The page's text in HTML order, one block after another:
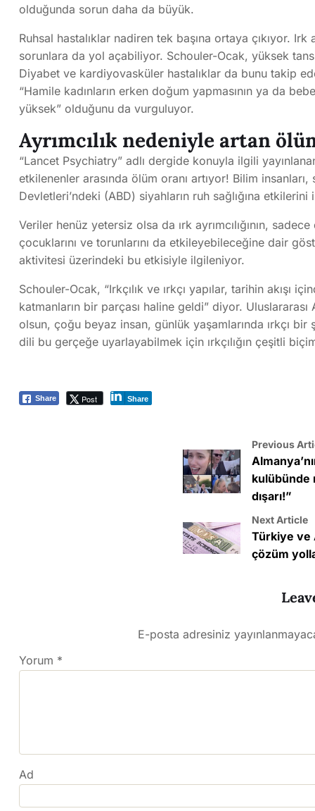
olduğunda sorun daha da büyük.
Ruhsal hastalıklar nadiren tek başına ortaya çıkıyor.
sorunlara da yol açabiliyor. Schouler-Ocak, yüksek
Diyabet ve kardiyovasküler hastalıklar da bunu takip
“Hamile kadınların erken doğum yapmasının ya da
yüksek” olduğunu da vurguluyor.
Ayrımcılık nedeniyle artan
“Lancet Psychiatry” adlı dergide konuyla ilgili
etkilenenler arasında ölüm oranı artıyor! Bilim
Devletleri’ndeki (ABD) siyahların ruh sağlığına etkilerini
Veriler henüz yetersiz olsa da ırk ayrımcılığının,
çocuklarını ve torunlarını da etkileyebileceğine dair
aktivitesi üzerindeki bu etkisiyle ilgileniyor.
Schouler-Ocak, “Irkçılık ve ırkçı yapılar, tarihin akışı
katmanların bir parçası haline geldi” diyor.
olsun, çoğu beyaz insan, günlük yaşamlarında ırkçı
dili bu gerçeğe uyarlayabilmek için ırkçılığın çeşitli
Share Post Share
Previous
kulübünde
dışarı!”
Next Article
Türkiye ve
çözüm
E-posta adresiniz
Yorum *
Ad